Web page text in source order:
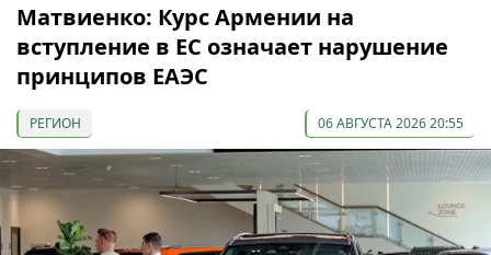
Матвиенко: Курс Армении на
вступление в ЕС означает нарушение
принципов ЕАЭС
РЕГИОН 06 АВГУСТА 2026 20:55